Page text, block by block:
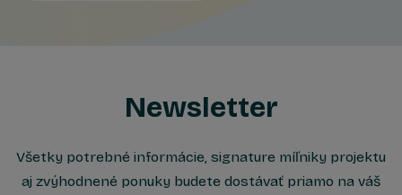
Newsletter
Všetky potrebné informácie, signature míľniky projektu
aj zvýhodnené ponuky budete dostávať priamo na váš